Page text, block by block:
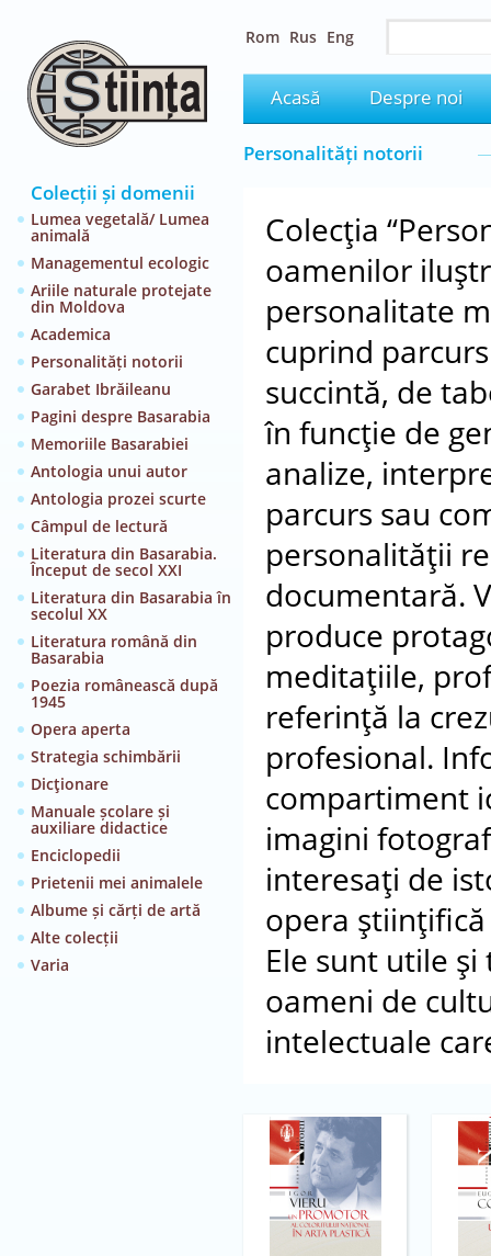
Colecții și domenii
Lumea vegetală/ Lumea
animală
Managementul ecologic
Ariile naturale protejate
din Moldova
Academica
Personalități notorii
Garabet Ibrăileanu
Pagini despre Basarabia
Memoriile Basarabiei
Antologia unui autor
Antologia prozei scurte
Câmpul de lectură
Literatura din Basarabia.
Început de secol XXI
Literatura din Basarabia în
secolul XX
Literatura română din
Basarabia
Poezia românească după
1945
Opera aperta
Strategia schimbării
Dicţionare
Manuale școlare și
auxiliare didactice
Enciclopedii
Prietenii mei animalele
Albume și cărți de artă
Alte colecții
Varia
Rom Rus Eng
Acasă Despre noi
Personalități notorii
Colecţia
oamenilor
personalitate
cuprind
succintă, de
în funcţie de
analize,
parcurs sau
personalităţii
documentară.
produce
meditaţiile,
referinţă la
profesional.
compartiment
imagini
interesaţi de
opera
Ele sunt utile
oameni de
intelectuale